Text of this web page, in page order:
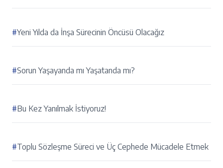
#Yeni Yılda da İnşa Sürecinin Öncüsü Olacağız
#Sorun Yaşayanda mı Yaşatanda mı?
#Bu Kez Yanılmak İstiyoruz!
#Toplu Sözleşme Süreci ve Üç Cephede Mücadele Etmek